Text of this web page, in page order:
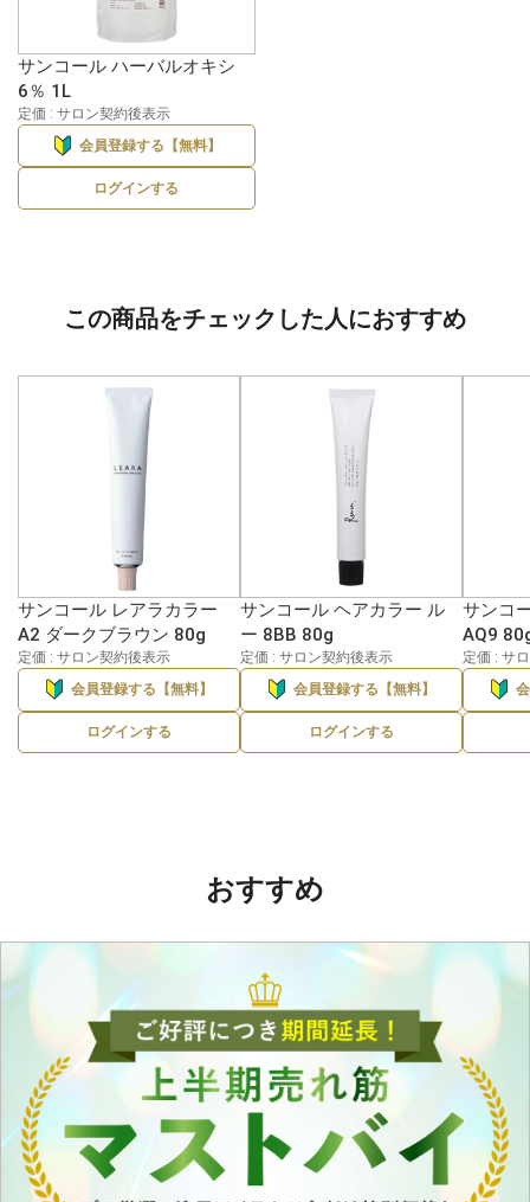
サンコール ハーバルオキシ
6％ 1L
定価 : サロン契約後表示
会員登録する【無料】
ログインする
この商品をチェックした人におすすめ
サンコール レアラカラー
A2 ダークブラウン 80g
定価 : サロン契約後表示
会員登録する【無料】
ログインする
サンコール ヘアカラー ル
ー 8BB 80g
定価 : サロン契約後表示
会員登録する【無料】
ログインする
サンコ
AQ9
定価 : サ
おすすめ